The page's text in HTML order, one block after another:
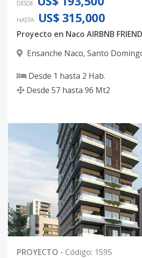
DESDE
HASTA US$ 315,000
Ensanche Naco, Santo
Desde 1 hasta 2 Hab.
Desde 57 hasta 96 Mt2
PROYECTO - Código: 1595